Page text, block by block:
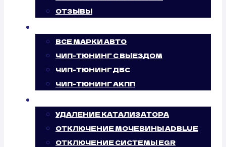
ОТЗЫВЫ
ВСЕ МАРКИ АВТО
ЧИП-ТЮНИНГ С ВЫЕЗДОМ
ЧИП-ТЮНИНГ ДВС
ЧИП-ТЮНИНГ АКПП
УДАЛЕНИЕ КАТАЛИЗАТОРА
ОТКЛЮЧЕНИЕ МОЧЕВИНЫ ADBLUE
ОТКЛЮЧЕНИЕ СИСТЕМЫ EGR
ФАЙЛОВ
ПРОШИВОК
PEUGEOT 308
1.6 THP (140
Л.С.)